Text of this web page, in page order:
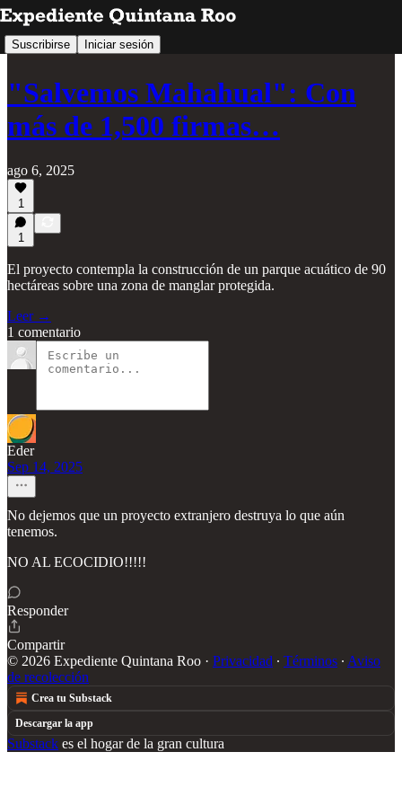
Suscribirse Iniciar sesión
"Salvemos Mahahual": Con
más de 1,500 firmas…
ago 6, 2025
1
1
El proyecto contempla la construcción de un parque acuático de 90
hectáreas sobre una zona de manglar protegida.
Leer →
1 comentario
Eder
Sep 14, 2025
No dejemos que un proyecto extranjero destruya lo que aún
tenemos.
NO AL ECOCIDIO!!!!!
Responder
Compartir
© 2026 Expediente Quintana Roo · Privacidad ∙ Términos ∙ Aviso
de recolección
Crea tu Substack
Descargar la app
Substack es el hogar de la gran cultura